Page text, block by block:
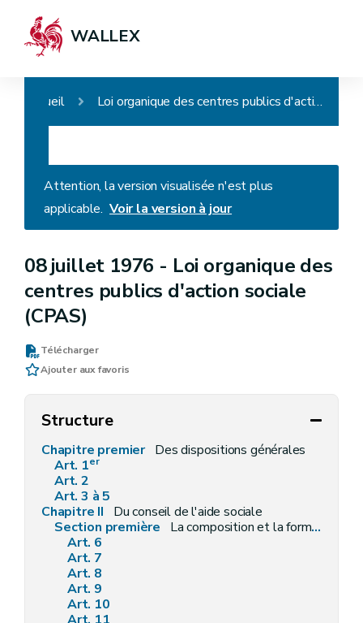
WALLEX
Accueil Loi organique des centres publics d'action sociale (CPAS)
Attention, la version visualisée n'est plus
applicable. Voir la version à jour
08 juillet 1976 - Loi organique des
centres publics d'action sociale
(CPAS)
Télécharger
Ajouter aux favoris
Structure
Chapitre premier Des dispositions générales
Art. 1er
Art. 2
Art. 3 à 5
Chapitre II
Du conseil de l'aide sociale
Section première
La composition et la formation du conseil de l'aide sociale
Art. 6
Art. 7
Art. 8
Art. 9
Art. 10